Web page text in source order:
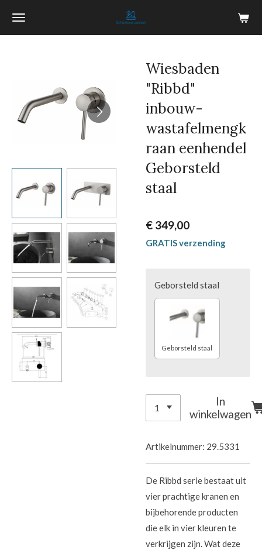
Ga
Wiesbaden
"Ribbd"
inbouw-
wastafelmengk
raan eenhendel
Geborsteld
staal
€ 349,00
GRATIS verzending
Geborsteld staal
Geborsteld staal
In
winkelwagen
Artikelnummer: 29.5331
De Ribbd serie bestaat uit
vier prachtige kranen en
bijbehorende producten
die elk in vier kleuren te
verkrijgen zijn. Wat deze